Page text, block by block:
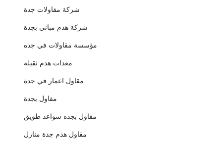
شركة مقاولات جدة
شركة هدم مباني بجدة
مؤسسة مقاولات في جده
معدات هدم ثقيلة
مقاول اعمار في جدة
مقاول بجدة
مقاول بجده سواعد طويق
مقاول هدم جدة منازل